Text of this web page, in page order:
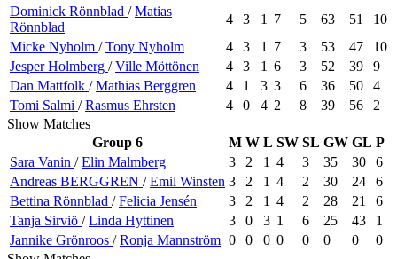
Dominick Rönnblad /Matias
Rönnblad
4 3 1 7 5 63 51
10
Micke Nyholm /Tony Nyholm 4 3 1 7 3 53 47
10
Jesper Holmberg /Ville Möttönen 4 3 1 6 3 52 39
9
Dan Mattfolk /Mathias Berggren 4 1 3 3 6 36 50
4
Tomi Salmi /Rasmus Ehrsten 4 0 4 2 8 39 56
2
Show Matches
Group 6
M W L SW SL GW GL P
Sara Vanin /Elin Malmberg 3 2 1 4 3 35 30
6
Andreas BERGGREN /Emil Winsten 3 2 1 4 2 30 24
6
Bettina Rönnblad /Felicia Jensén 3 2 1 4 2 28 21
6
Tanja Sirviö /Linda Hyttinen 3 0 3 1 6 25 43
1
Jannike Grönroos /Ronja Mannström 0 0 0 0 0 0 0
0